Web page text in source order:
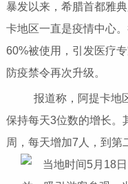
暴发以来，希腊首都雅
卡地区一直是疫情中心
60%被使用，引发医疗
防疫禁令再次升级。
报道称，阿提卡地区
保持每天3位数的增长。
周，每天增加7人，到第